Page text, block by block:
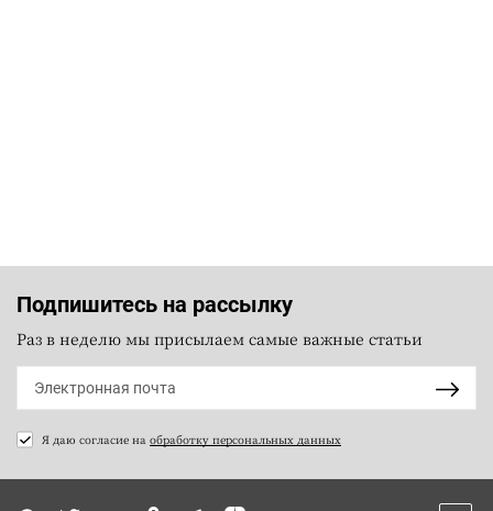
Подпишитесь на рассылку
Раз в неделю мы присылаем самые важные статьи
Я даю согласие на обработку персональных данных